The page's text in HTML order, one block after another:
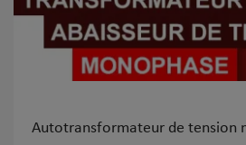
Autotransformateur de tension